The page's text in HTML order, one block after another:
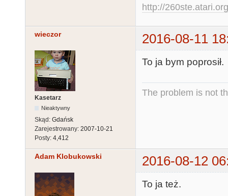
http://260ste.atari.org
wieczor 2016-08-11
Kasetarz
Nieaktywny
Skąd: Gdańsk
Zarejestrowany: 2007-10-21
Posty: 4,412
To ja bym poprosił.
The problem is not
Adam Klobukowski 2016-08-12
To ja też.